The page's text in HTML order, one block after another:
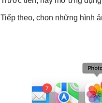
Tiếp theo, chọn những hình